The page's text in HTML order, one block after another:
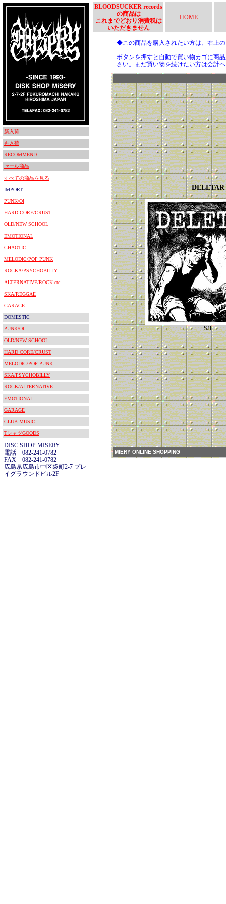
新入荷
再入荷
RECOMMEND
セール商品
すべての商品を見る
IMPORT
PUNK/OI
HARD CORE/CRUST
OLD/NEW SCHOOL
EMOTIONAL
CHAOTIC
MELODIC/POP PUNK
ROCKA/PSYCHOBILLY
ALTERNATIVE/ROCK etc
SKA/REGGAE
GARAGE
DOMESTIC
PUNK/OI
OLD/NEW SCHOOL
HARD CORE/CRUST
MELODIC/POP PUNK
SKA/PSYCHOBILLY
ROCK/ALTERNATIVE
EMOTIONAL
GARAGE
CLUB MUSIC
TシャツGOODS
DISC SHOP MISERY
電話 082-241-0782
FAX 082-241-0782
広島県広島市中区袋町2-7 プレ
イグラウンドビル2F
BLOODSUCKER records
の商品は
これまでどおり消費税は
いただきません
HOME
◆この商品を購入されたい方は、右上
ボタンを押すと自動で買い物カゴに商
さい。まだ買い物を続けたい方は会計
DELETAR
S/T
MIERY ONLINE SHOPPING